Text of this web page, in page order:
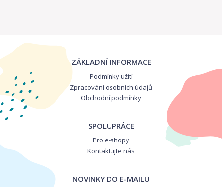
ZÁKLADNÍ INFORMACE
Podmínky užití
Zpracování osobních údajů
Obchodní podmínky
SPOLUPRÁCE
Pro e-shopy
Kontaktujte nás
NOVINKY DO E-MAILU